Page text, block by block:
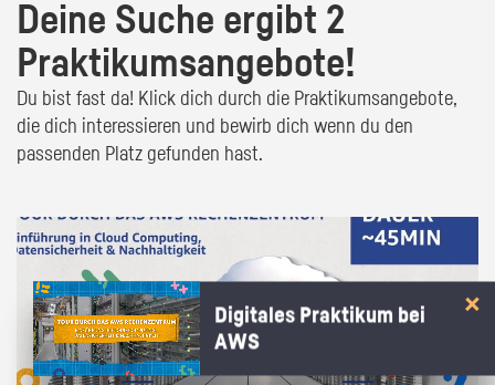
Deine Suche ergibt 2
Praktikumsangebote!
Du bist fast da! Klick dich durch die Praktikumsangebote,
die dich interessieren und bewirb dich wenn du den
passenden Platz gefunden hast.
Digitales Praktikum bei
AWS